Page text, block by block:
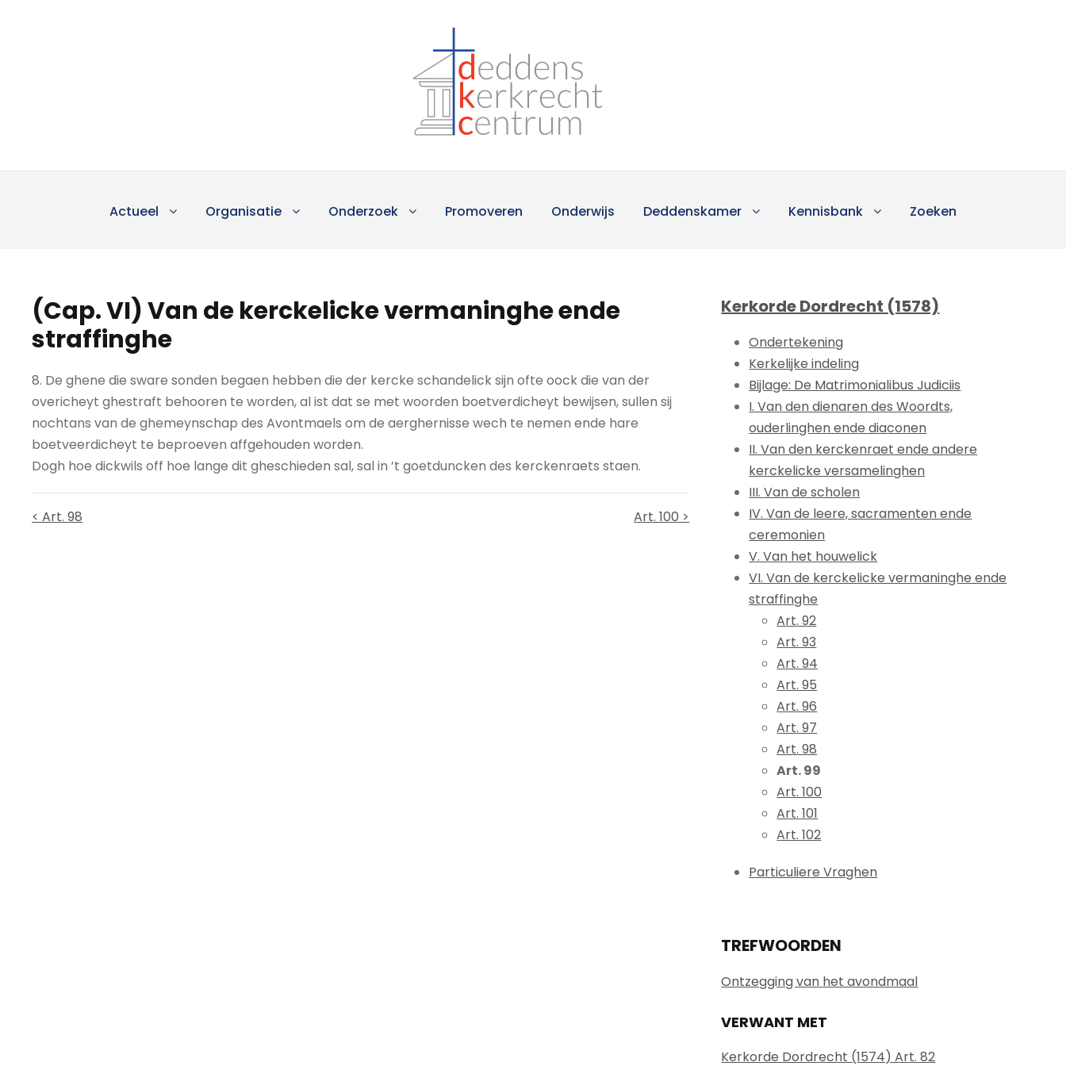
Actueel Organisatie Onderzoek Promoveren Onderwijs Deddenskamer Kennisbank Zoeken
(Cap. VI) Van de kerckelicke vermaninghe ende
straffinghe
8. De ghene die sware sonden begaen hebben die der kercke schandelick sijn ofte oock die van der
overicheyt ghestraft behooren te worden, al ist dat se met woorden boetverdicheyt bewijsen, sullen sij
nochtans van de ghemeynschap des Avontmaels om de aerghernisse wech te nemen ende hare
boetveerdicheyt te beproeven affgehouden worden.
Dogh hoe dickwils off hoe lange dit gheschieden sal, sal in ’t goetduncken des kerckenraets staen.
< Art. 98 Art. 100 >
Kerkorde Dordrecht (1578)
Ondertekening
Kerkelijke indeling
Bijlage: De Matrimonialibus Judiciis
I. Van den dienaren des Woordts,
ouderlinghen ende diaconen
II. Van den kerckenraet ende andere
kerckelicke versamelinghen
III. Van de scholen
IV. Van de leere, sacramenten ende
ceremonien
V. Van het houwelick
VI. Van de kerckelicke vermaninghe ende
straffinghe
Art. 92
Art. 93
Art. 94
Art. 95
Art. 96
Art. 97
Art. 98
Art. 99
Art. 100
Art. 101
Art. 102
Particuliere Vraghen
TREFWOORDEN
Ontzegging van het avondmaal
VERWANT MET
Kerkorde Dordrecht (1574) Art. 82